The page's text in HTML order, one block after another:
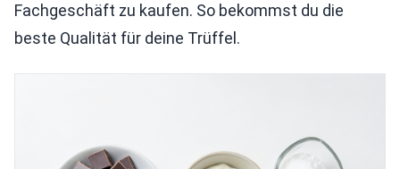
Fachgeschäft zu kaufen. So bekommst du die
beste Qualität für deine Trüffel.